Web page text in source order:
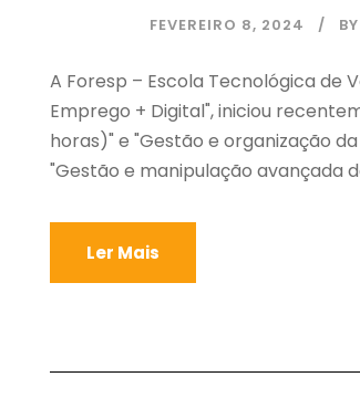
FEVEREIRO 8, 2024 BY
A Foresp – Escola Tecnológica de
Emprego + Digital", iniciou
horas)" e "Gestão e organização
"Gestão e manipulação avançada
Ler Mais